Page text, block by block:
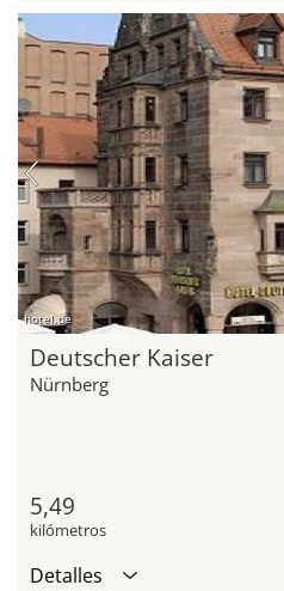
hotel.de
Deutscher Kaiser
Nürnberg
5,49
kilómetros
Detalles